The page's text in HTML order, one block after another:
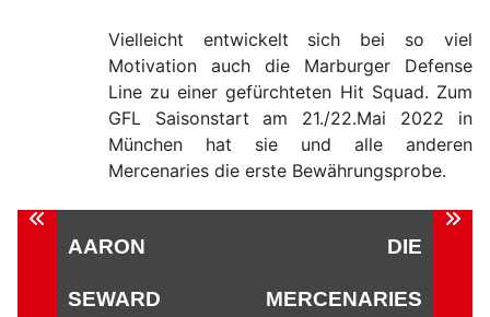
Vielleicht entwickelt sich bei so viel
Motivation auch die Marburger Defense
Line zu einer gefürchteten Hit Squad. Zum
GFL Saisonstart am 21./22.Mai 2022 in
München hat sie und alle anderen
Mercenaries die erste Bewährungsprobe.
Beitragsnavigation
AARON
SEWARD
DIE
MERCENARIES